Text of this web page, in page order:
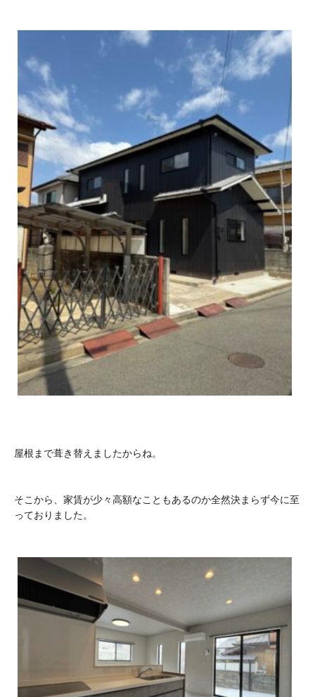
屋根まで葺き替えましたからね。
そこから、家賃が少々高額なこともあるのか全然決まらず今に至
っておりました。